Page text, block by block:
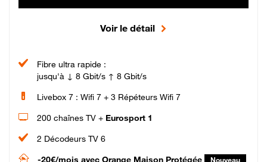
Voir le détail
Fibre ultra rapide :
jusqu'à ↓ 8 Gbit/s ↑ 8 Gbit/s
Livebox 7 : Wifi 7 + 3 Répéteurs Wifi 7
200 chaînes TV + Eurosport 1
2 Décodeurs TV 6
-20€/mois avec Orange Maison Protégée Nouveau